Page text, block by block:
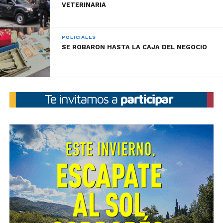
perdieron la vida.
con armas blancas entre dos hombres de 50 y 52
En el lugar, además, trabajó Policía Judicial, personal
de Guardia de Infantería y personal de la Dptal. Santa
María.
Las tareas de investigación para esclarecer las
circunstancias del hecho están a cargo de la Fiscalía
de Instrucción de Alta Gracia, turno 2, a cargo de la
Fiscal Peralta Otonello.
VETERINARIA
POLICIALES
SE ROBARON HASTA LA CAJA DEL NEGOCIO